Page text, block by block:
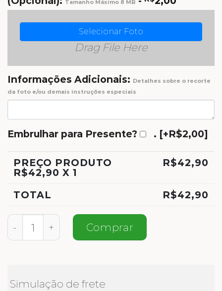
Tamanho Máximo 8 MB
Selecionar Foto
Drag File Here
Informações Adicionais: Detalhes sobre o recorte
da foto e/ou demais instruções especiais
Embrulhar para Presente? . [+R$2,00]
PREÇO PRODUTO
R$42,90 X 1
R$42,90
TOTAL R$42,90
Meias Natalinas Personalizadas
Comprar
Simulação de frete